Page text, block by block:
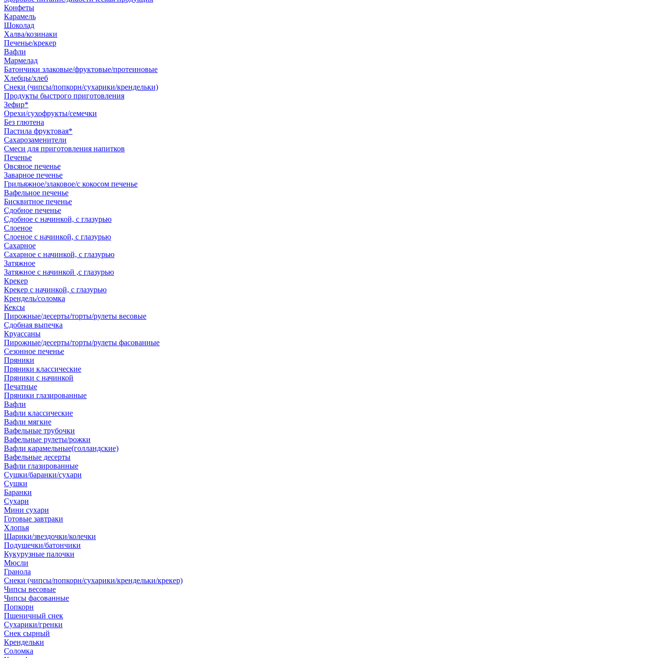
Конфеты
Карамель
Шоколад
Халва/козинаки
Печенье/крекер
Вафли
Мармелад
Батончики злаковые/фруктовые/протеиновые
Хлебцы/хлеб
Снеки (чипсы/попкорн/сухарики/крендельки)
Продукты быстрого приготовления
Зефир*
Орехи/сухофрукты/семечки
Без глютена
Пастила фруктовая*
Сахарозаменители
Смеси для приготовления напитков
Печенье
Овсяное печенье
Заварное печенье
Грильяжное/злаковое/с кокосом печенье
Вафельное печенье
Бисквитное печенье
Сдобное печенье
Сдобное с начинкой, с глазурью
Слоеное
Слоеное с начинкой, с глазурью
Сахарное
Сахарное с начинкой, с глазурью
Затяжное
Затяжное с начинкой ,с глазурью
Крекер
Крекер с начинкой, с глазурью
Крендель/соломка
Кексы
Пирожные/десерты/торты/рулеты весовые
Сдобная выпечка
Круассаны
Пирожные/десерты/торты/рулеты фасованные
Сезонное печенье
Пряники
Пряники классические
Пряники с начинкой
Печатные
Пряники глазированные
Вафли
Вафли классические
Вафли мягкие
Вафельные трубочки
Вафельные рулеты/рожки
Вафли карамельные(голландские)
Вафельные десерты
Вафли глазированные
Сушки/баранки/сухари
Сушки
Баранки
Сухари
Мини сухари
Готовые завтраки
Хлопья
Шарики/звездочки/колечки
Подушечки/батончики
Кукурузные палочки
Мюсли
Гранола
Снеки (чипсы/попкорн/сухарики/крендельки/крекер)
Чипсы весовые
Чипсы фасованные
Попкорн
Пшеничный снек
Сухарики/гренки
Снек сырный
Крендельки
Соломка